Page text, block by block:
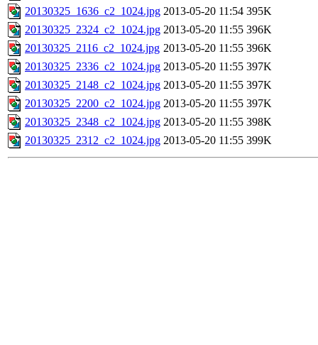
20130325_1636_c2_1024.jpg 2013-05-20 11:54 395K
20130325_2324_c2_1024.jpg 2013-05-20 11:55 396K
20130325_2116_c2_1024.jpg 2013-05-20 11:55 396K
20130325_2336_c2_1024.jpg 2013-05-20 11:55 397K
20130325_2148_c2_1024.jpg 2013-05-20 11:55 397K
20130325_2200_c2_1024.jpg 2013-05-20 11:55 397K
20130325_2348_c2_1024.jpg 2013-05-20 11:55 398K
20130325_2312_c2_1024.jpg 2013-05-20 11:55 399K